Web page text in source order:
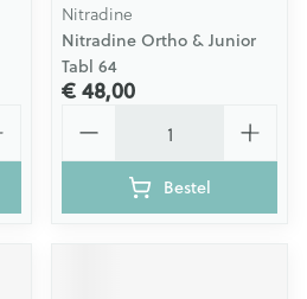
Nitradine
Nitradine Ortho & Junior
Tabl 64
€ 48,00
Bestel